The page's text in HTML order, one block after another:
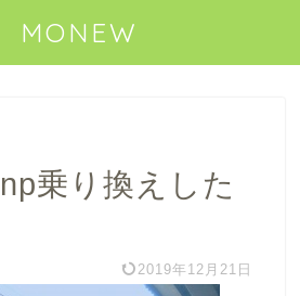
MONEW
乗り換えした
2019年12月21日